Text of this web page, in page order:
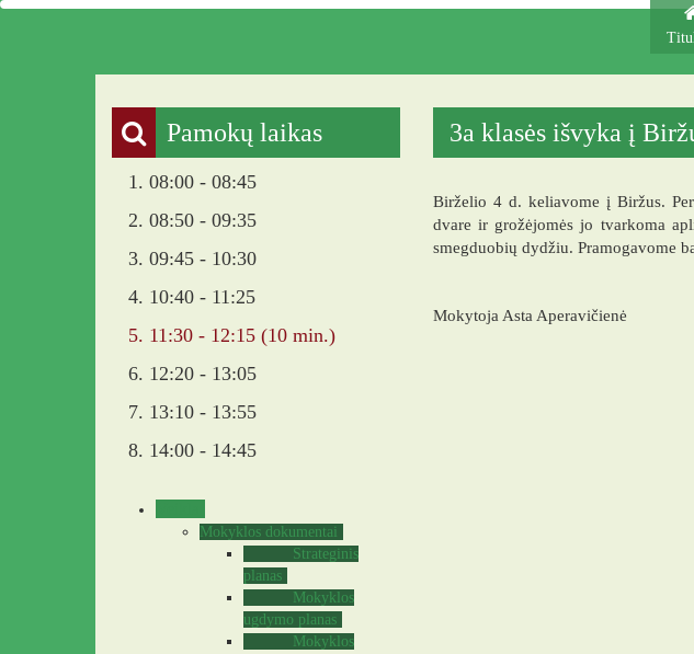
Pamokų laikas
1. 08:00 - 08:45
2. 08:50 - 09:35
3. 09:45 - 10:30
4. 10:40 - 11:25
5. 11:30 - 12:15 (10 min.)
6. 12:20 - 13:05
7. 13:10 - 13:55
8. 14:00 - 14:45
Mokyklos dokumentai
Strateginis
planas
Mokyklos
ugdymo planas
Mokyklos
3a klasės išvyka į
Birželio 4 d. keliavome į Biržus.
dvare ir grožėjomės jo tvarkoma
smegduobių dydžiu. Pramogavome
Mokytoja Asta Aperavičienė